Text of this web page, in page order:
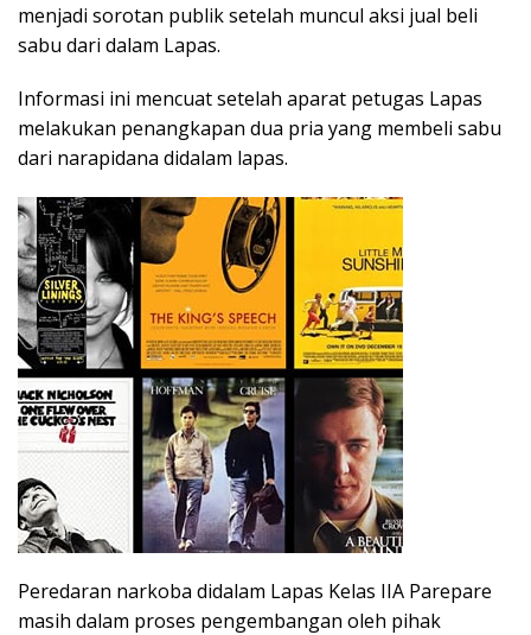
menjadi sorotan publik setelah muncul aksi jual beli
sabu dari dalam Lapas.
Informasi ini mencuat setelah aparat petugas Lapas
melakukan penangkapan dua pria yang membeli sabu
dari narapidana didalam lapas.
Peredaran narkoba didalam Lapas Kelas IIA Parepare
masih dalam proses pengembangan oleh pihak